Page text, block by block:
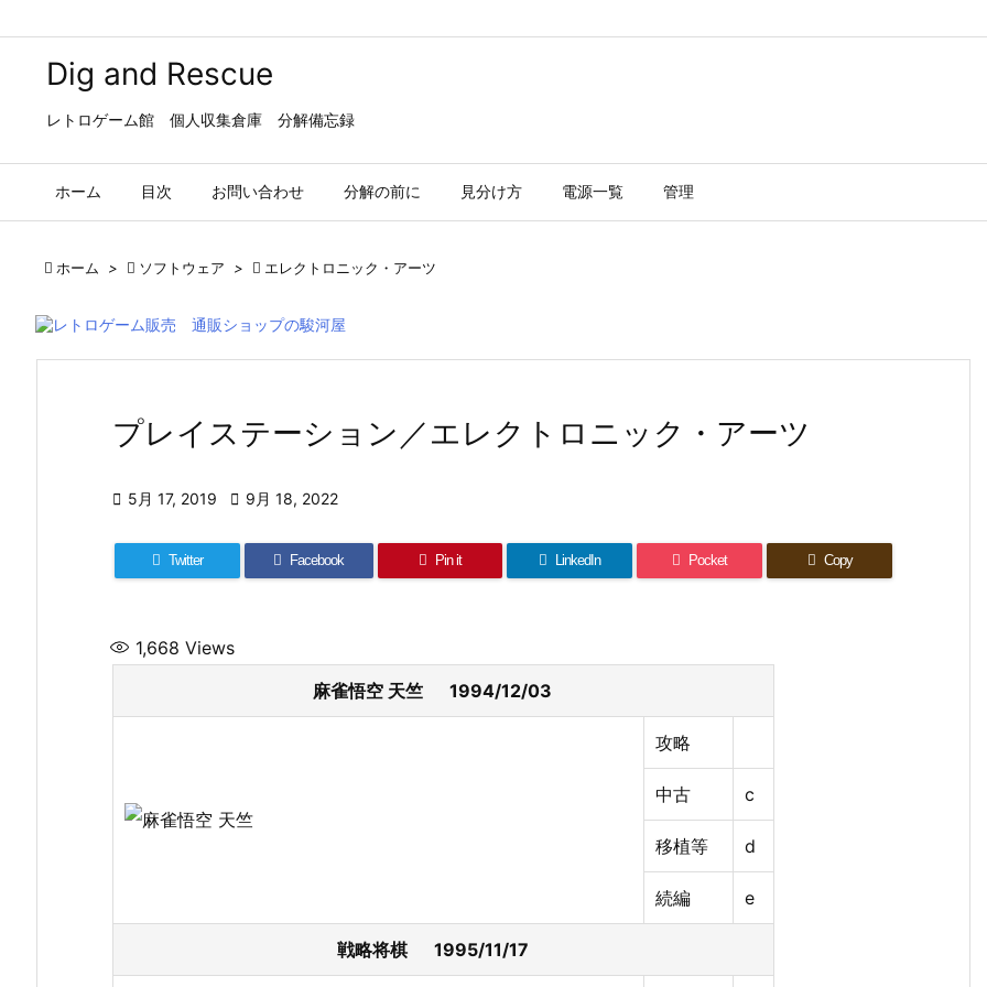
Dig and Rescue
レトロゲーム館 個人収集倉庫 分解備忘録
ホーム 目次 お問い合わせ 分解の前に 見分け方 電源一覧 管理
 ホーム >  ソフトウェア >  エレクトロニック・アーツ
プレイステーション／エレクトロニック・アーツ
 5月 17, 2019  9月 18, 2022
Twitter Facebook Pin it LinkedIn Pocket Copy
1,668 Views
麻雀悟空 天竺 1994/12/03
攻略
中古 c
移植等 d
続編 e
戦略将棋 1995/11/17